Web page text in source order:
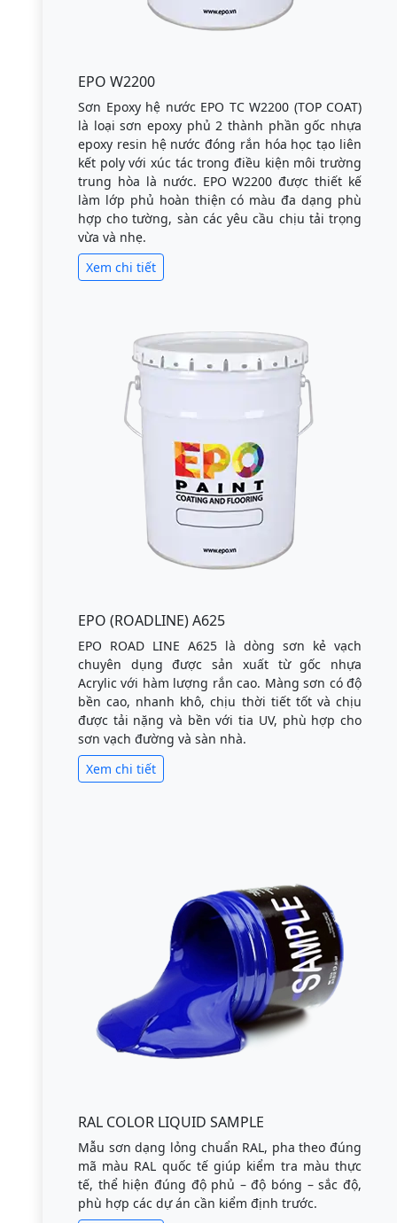
EPO W2200
Sơn Epoxy hệ nước EPO TC W2200 (TOP COAT)
là loại sơn epoxy phủ 2 thành phần gốc nhựa
epoxy resin hệ nước đóng rắn hóa học tạo liên
kết poly với xúc tác trong điều kiện môi trường
trung hòa là nước. EPO W2200 được thiết kế
làm lớp phủ hoàn thiện có màu đa dạng phù
hợp cho tường, sàn các yêu cầu chịu tải trọng
vừa và nhẹ.
Xem chi tiết
EPO (ROADLINE) A625
EPO ROAD LINE A625 là dòng sơn kẻ vạch
chuyên dụng được sản xuất từ gốc nhựa
Acrylic với hàm lượng rắn cao. Màng sơn có độ
bền cao, nhanh khô, chịu thời tiết tốt và chịu
được tải nặng và bền với tia UV, phù hợp cho
sơn vạch đường và sàn nhà.
Xem chi tiết
RAL COLOR LIQUID SAMPLE
Mẫu sơn dạng lỏng chuẩn RAL, pha theo đúng
mã màu RAL quốc tế giúp kiểm tra màu thực
tế, thể hiện đúng độ phủ – độ bóng – sắc độ,
phù hợp các dự án cần kiểm định trước.